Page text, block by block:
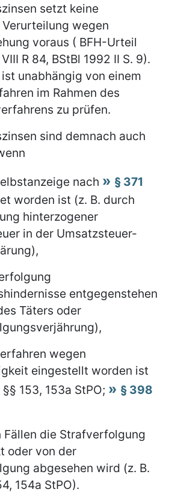
setzt keine
wegen
voraus ( BFH-Urteil
R 84, BStBl 1992 II S. 9).
unabhängig von einem
im Rahmen des
zu prüfen.
sind demnach auch
nach
§ 371
worden ist (z. B. durch
hinterzogener
in der Umsatzsteuer-
entgegenstehen
Täters oder
wegen
eingestellt worden ist
153, 153a StPO;
§ 398
Fällen die Strafverfolgung
oder von der
abgesehen wird (z. B.
154a StPO).